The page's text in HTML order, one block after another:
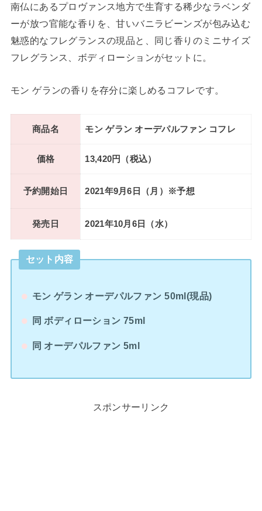
南仏にあるプロヴァンス地方で生育する稀少なラベンダ
ーが放つ官能な香りを、甘いバニラビーンズが包み込む
魅惑的なフレグランスの現品と、同じ香りのミニサイズ
フレグランス、ボディローションがセットに。
モン ゲランの香りを存分に楽しめるコフレです。
商品名 モン ゲラン オーデパルファン コフレ
価格 13,420円（税込）
予約開始日 2021年9月6日（月）※予想
発売日 2021年10月6日（水）
セット内容
モン ゲラン オーデパルファン 50ml(現品)
同 ボディローション 75ml
同 オーデパルファン 5ml
スポンサーリンク